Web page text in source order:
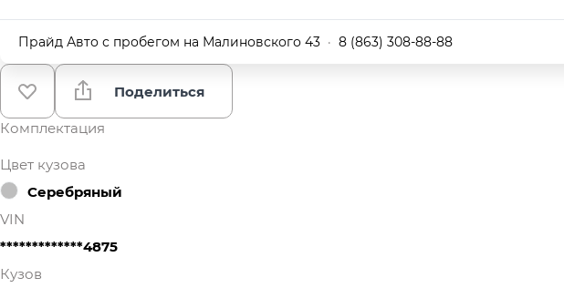
Прайд Авто с пробегом на Малиновского 43 · 8 (863) 308-88-88
Поделиться
Комплектация
Цвет кузова
Серебряный
VIN
*************4875
Кузов